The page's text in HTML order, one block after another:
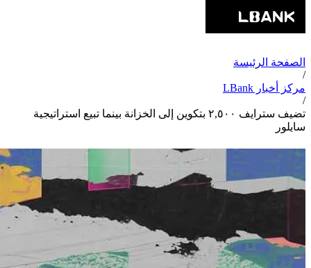
الصفحة الرئيسة
/
مركز أخبار LBank
/
تضيف سترايف ٢,٥٠٠ بتكوين إلى الخزانة بينما تبيع استراتيجية
سايلور